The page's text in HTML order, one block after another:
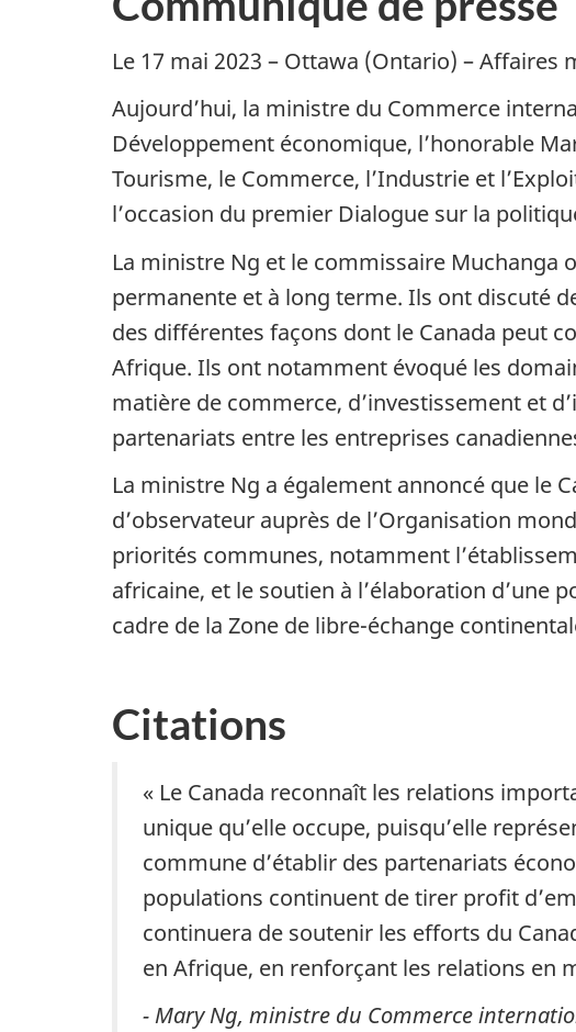
Le 17 mai 2023 – Ottawa (Ontario) – Affaires
Aujourd’hui, la ministre du Commerce
Développement économique, l’honorable
Tourisme, le Commerce, l’Industrie et
l’occasion du premier Dialogue sur la
La ministre Ng et le commissaire Muchanga
permanente et à long terme. Ils ont discuté
des différentes façons dont le Canada peut
Afrique. Ils ont notamment évoqué les
matière de commerce, d’investissement et
partenariats entre les entreprises
La ministre Ng a également annoncé que le
d’observateur auprès de l’Organisation
priorités communes, notamment
africaine, et le soutien à l’élaboration d’une
cadre de la Zone de libre-échange
Citations
« Le Canada reconnaît les relations
unique qu’elle occupe, puisqu’elle
commune d’établir des partenariats
populations continuent de tirer profit
continuera de soutenir les efforts du
en Afrique, en renforçant les relations en
- Mary Ng, ministre du Commerce